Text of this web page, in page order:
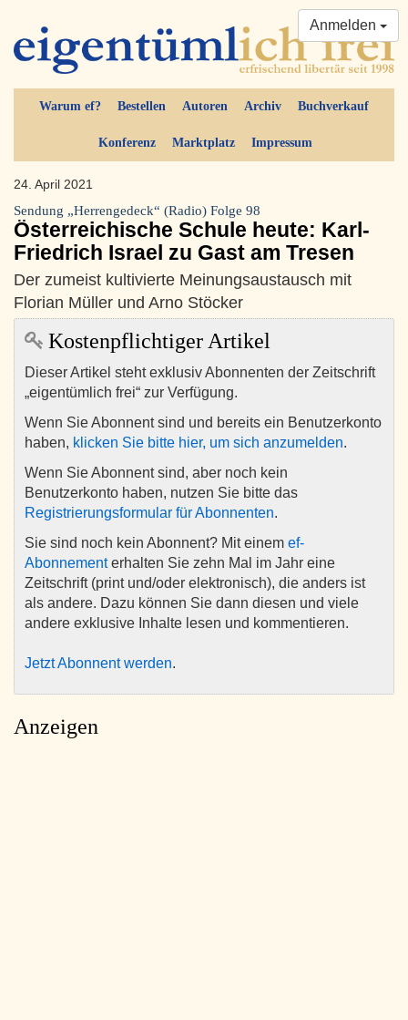
Warum ef? Bestellen Autoren Archiv Buchverkauf
Konferenz Marktplatz Impressum
Anmelden
24. April 2021
Sendung „Herrengedeck“ (Radio) Folge 98
Österreichische Schule heute: Karl-
Friedrich Israel zu Gast am Tresen
Der zumeist kultivierte Meinungsaustausch mit
Florian Müller und Arno Stöcker
Kostenpflichtiger Artikel
Dieser Artikel steht exklusiv Abonnenten der Zeitschrift
„eigentümlich frei“ zur Verfügung.
Wenn Sie Abonnent sind und bereits ein Benutzerkonto
haben, klicken Sie bitte hier, um sich anzumelden.
Wenn Sie Abonnent sind, aber noch kein
Benutzerkonto haben, nutzen Sie bitte das
Registrierungsformular für Abonnenten.
Sie sind noch kein Abonnent? Mit einem ef-
Abonnementerhalten Sie zehn Mal im Jahr eine
Zeitschrift (print und/oder elektronisch), die anders ist
als andere. Dazu können Sie dann diesen und viele
andere exklusive Inhalte lesen und kommentieren.
Jetzt Abonnent werden.
Anzeigen